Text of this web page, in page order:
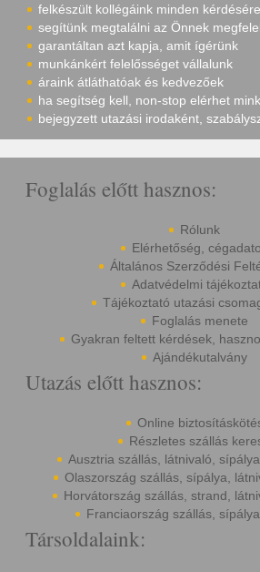
felkészült kollégáink minden
segítünk megtalálni az Önnek
garantáltan azt kapja, amit ígérünk
munkánkért felelősséget vállalunk
áraink átláthatóak és kedvezőek
ha segítség kell, non-stop elérhet
bejegyzett utazási irodaként,
Foglalás előtt hasznos:
Rólunk
Elérhetőség,
Általános Szerződési
Adatvédelmi
Tájékoztató utazási
Foglalás menete
Gyakran feltett kérdések,
Ajándékutalvány
Utazás előtt hasznos:
Online
Részletes szállás
Ausztria szállás, látnivaló,
Olaszország szállás, sípálya,
Horvátország szállás, strand,
Franciaország szállás,
Társoldalaink: